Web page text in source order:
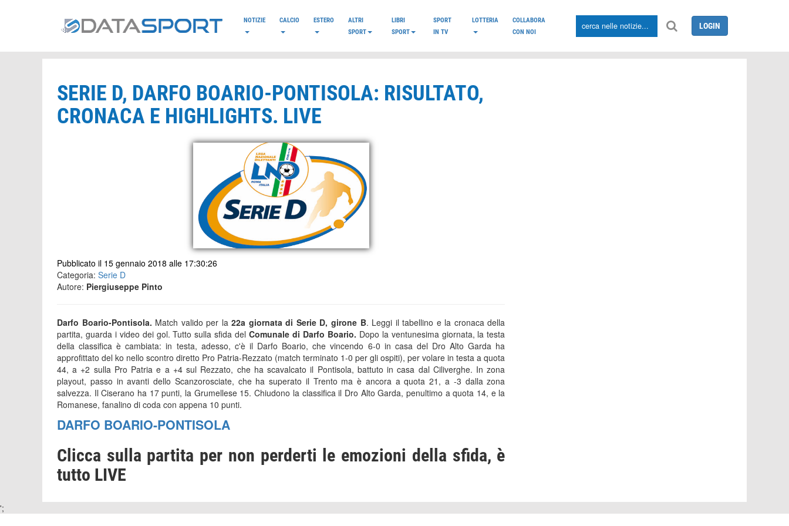
NOTIZIE CALCIO ESTERO
ALTRI
SPORT
LIBRI
SPORT
SPORT
IN TV
LOTTERIA
COLLABORA
CON NOI
LOGIN
SERIE D, DARFO BOARIO-PONTISOLA: RISULTATO,
CRONACA E HIGHLIGHTS. LIVE
Pubblicato il 15 gennaio 2018 alle 17:30:26
Categoria: Serie D
Autore: Piergiuseppe Pinto
Darfo Boario-Pontisola. Match valido per la22a giornata di Serie D, girone B. Leggi il tabellino e la cronaca della
partita, guarda i video dei gol. Tutto sulla sfida delComunale di Darfo Boario. Dopo la ventunesima giornata, la testa
della classifica è cambiata: in testa, adesso, c'è il Darfo Boario, che vincendo 6-0 in casa del Dro Alto Garda ha
approfittato del ko nello scontro diretto Pro Patria-Rezzato (match terminato 1-0 per gli ospiti), per volare in testa a quota
44, a +2 sulla Pro Patria e a +4 sul Rezzato, che ha scavalcato il Pontisola, battuto in casa dal Ciliverghe. In zona
playout, passo in avanti dello Scanzorosciate, che ha superato il Trento ma è ancora a quota 21, a -3 dalla zona
salvezza. Il Ciserano ha 17 punti, la Grumellese 15. Chiudono la classifica il Dro Alto Garda, penultimo a quota 14, e la
Romanese, fanalino di coda con appena 10 punti.
DARFO BOARIO-PONTISOLA
Clicca sulla partita per non perderti le emozioni della sfida, è
tutto LIVE
';